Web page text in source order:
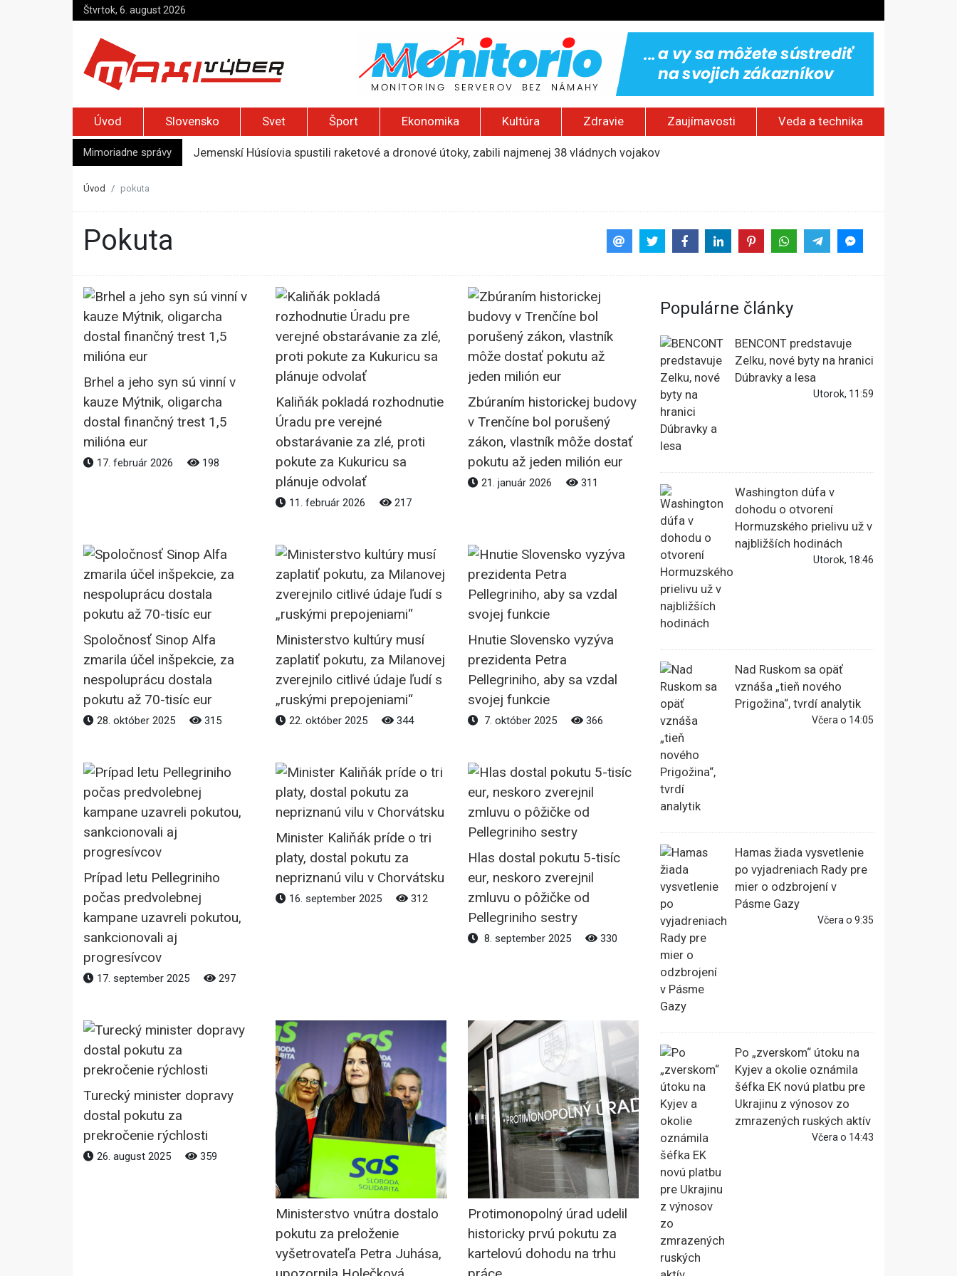
Štvrtok, 6. august 2026
Úvod Slovensko Svet Šport Ekonomika Kultúra Zdravie Zaujímavosti Veda a technika
Mimoriadne správy
Jemenskí Húsíovia spustili raketové a dronové útoky, zabili najmenej 38 vládnych vojakov
Úvod pokuta
pokuta
Brhel a jeho syn sú vinní v
kauze Mýtnik, oligarcha
dostal finančný trest 1,5
milióna eur
17. február 2026 198
Kaliňák pokladá rozhodnutie
Úradu pre verejné
obstarávanie za zlé, proti
pokute za Kukuricu sa
plánuje odvolať
11. február 2026 217
Zbúraním historickej budovy
v Trenčíne bol porušený
zákon, vlastník môže dostať
pokutu až jeden milión eur
21. január 2026 311
Spoločnosť Sinop Alfa
zmarila účel inšpekcie, za
nespoluprácu dostala
pokutu až 70-tisíc eur
28. október 2025 315
Ministerstvo kultúry musí
zaplatiť pokutu, za Milanovej
zverejnilo citlivé údaje ľudí s
„ruskými prepojeniami“
22. október 2025 344
Hnutie Slovensko vyzýva
prezidenta Petra
Pellegriniho, aby sa vzdal
svojej funkcie
7. október 2025 366
Prípad letu Pellegriniho
počas predvolebnej
kampane uzavreli pokutou,
sankcionovali aj
progresívcov
17. september 2025 297
Minister Kaliňák príde o tri
platy, dostal pokutu za
nepriznanú vilu v Chorvátsku
16. september 2025 312
Hlas dostal pokutu 5-tisíc
eur, neskoro zverejnil
zmluvu o pôžičke od
Pellegriniho sestry
8. september 2025 330
Turecký minister dopravy
dostal pokutu za
prekročenie rýchlosti
26. august 2025 359
Ministerstvo vnútra dostalo
pokutu za preloženie
vyšetrovateľa Petra Juhása,
Protimonopolný úrad udelil
historicky prvú pokutu za
kartelovú dohodu na trhu
Populárne články
BENCONT predstavuje
Zelku, nové byty na hranici
Dúbravky a lesa
Utorok, 11:59
Washington dúfa v
dohodu o otvorení
Hormuzského prielivu už v
najbližších hodinách
Utorok, 18:46
Nad Ruskom sa opäť
vznáša „tieň nového
Prigožina“, tvrdí analytik
Včera o 14:05
Hamas žiada vysvetlenie
po vyjadreniach Rady pre
mier o odzbrojení v
Pásme Gazy
Včera o 9:35
Po „zverskom“ útoku na
Kyjev a okolie oznámila
šéfka EK novú platbu pre
Ukrajinu z výnosov zo
zmrazených ruských aktív
Včera o 14:43